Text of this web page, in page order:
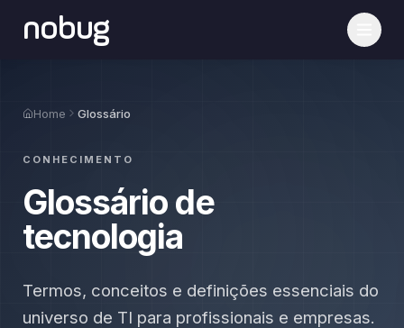
nobug
Home Glossário
CONHECIMENTO
Glossário de
tecnologia
Termos, conceitos e definições essenciais do
universo de TI para profissionais e empresas.